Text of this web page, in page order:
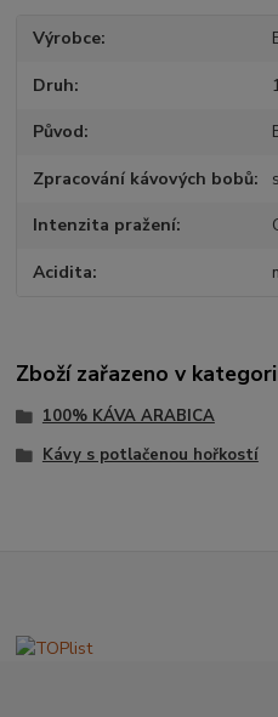
Výrobce
Druh
Původ
Zpracování kávových bobů
Intenzita pražení
Acidita
Zboží zařazeno v
100% KÁVA ARABICA
Kávy s potlačenou hořkostí